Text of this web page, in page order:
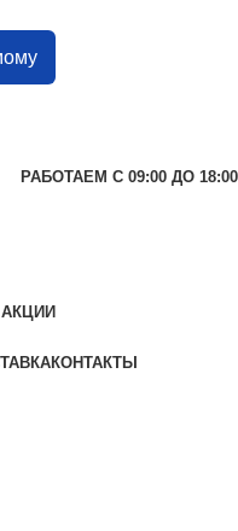
РАБОТАЕМ С 09:00 ДО 18:00
АКЦИИ
КОНТАКТЫ